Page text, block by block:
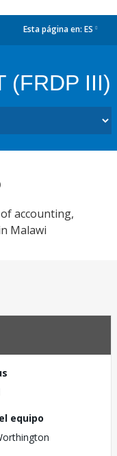
Esta página en: ES
(FRDP III)
accounting,
Malawi
equipo